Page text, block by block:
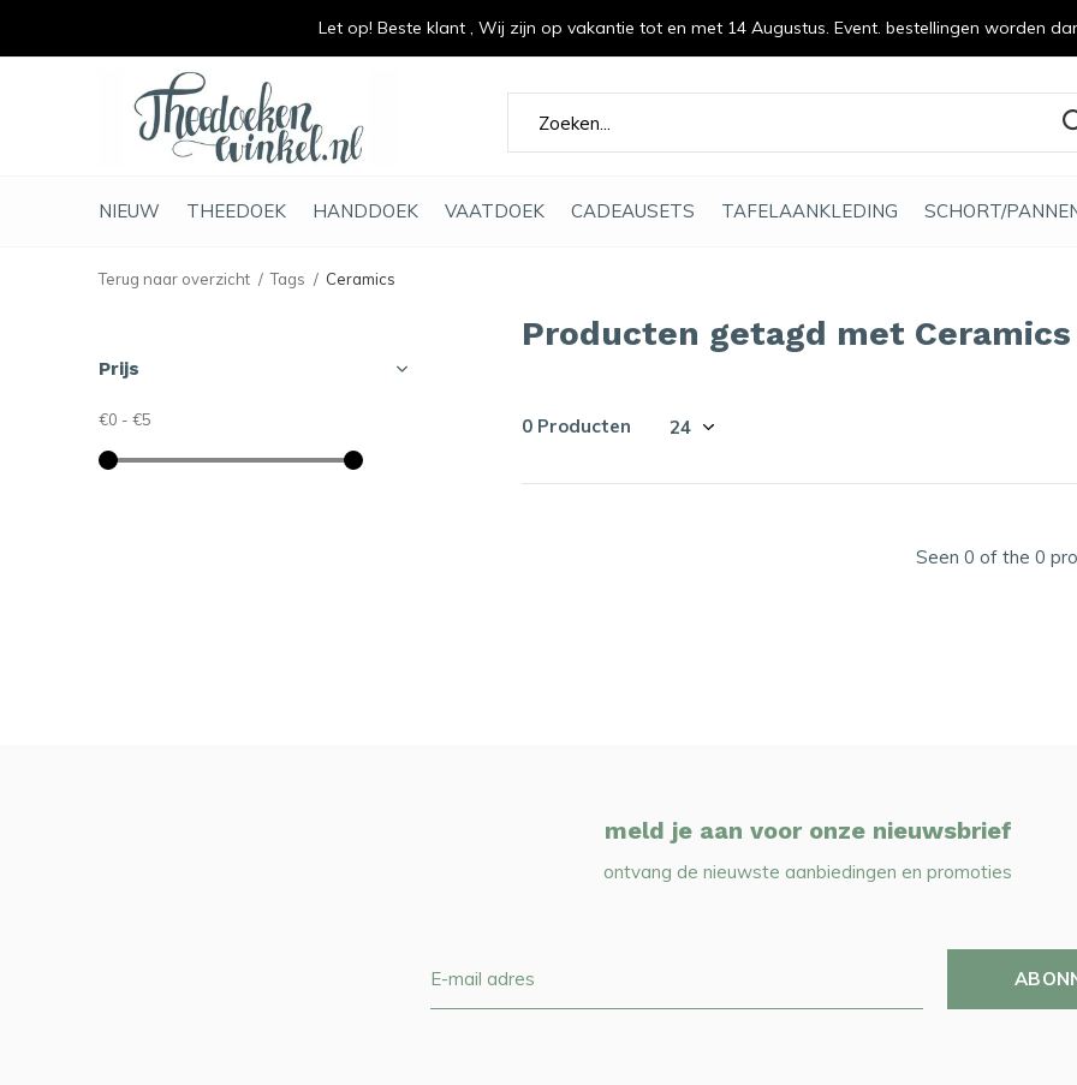
NIEUW THEEDOEK HANDDOEK VAATDOEK CADEAUSETS TAFELAANKLEDING SCHORT/
duurzaam en met liefde gemaakt
Terug naar overzicht Tags Ceramics
Producten getagd met Ceramics
0 Producten
Seen 0 of the 0
Prijs
€0 - €5
meld je aan voor onze nieuwsbrief
ontvang de nieuwste aanbiedingen en promoties
Let op! Beste klant , Wij zijn op vakantie tot en met 14 Augustus. Event. bestellingen worden